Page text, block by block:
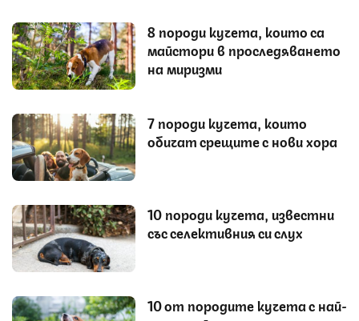
8 породи кучета, които са
майстори в проследяването
на миризми
7 породи кучета, които
обичат срещите с нови хора
10 породи кучета, известни
със селективния си слух
10 от породите кучета с най-